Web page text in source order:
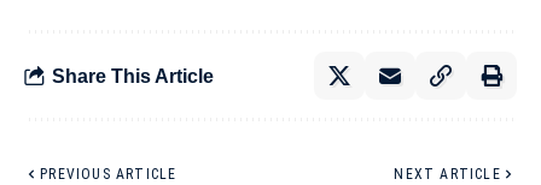
Share This Article
PREVIOUS ARTICLE NEXT ARTICLE